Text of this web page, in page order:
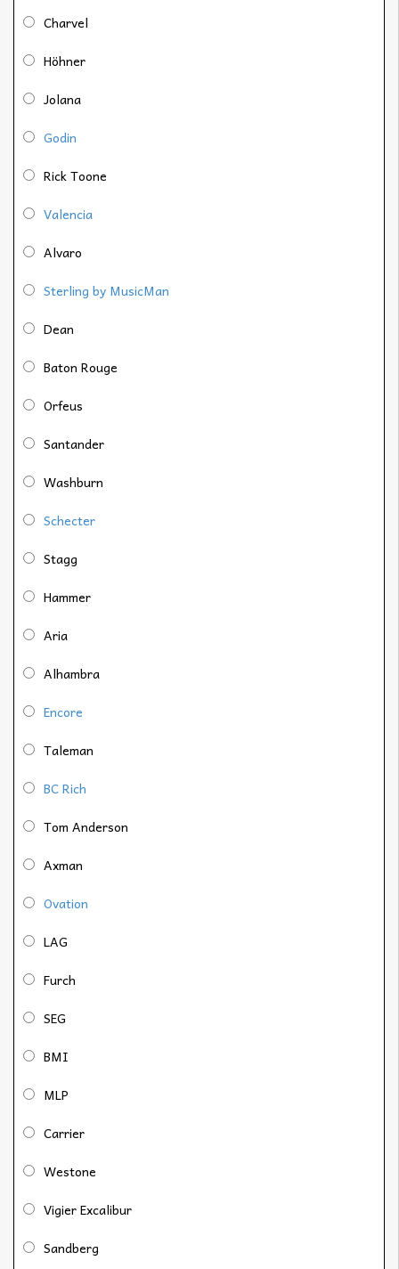
Charvel
Höhner
Jolana
Godin
Rick Toone
Valencia
Alvaro
Sterling by MusicMan
Dean
Baton Rouge
Orfeus
Santander
Washburn
Schecter
Stagg
Hammer
Aria
Alhambra
Encore
Taleman
BC Rich
Tom Anderson
Axman
Ovation
LAG
Furch
SEG
BMI
MLP
Carrier
Westone
Vigier Excalibur
Sandberg